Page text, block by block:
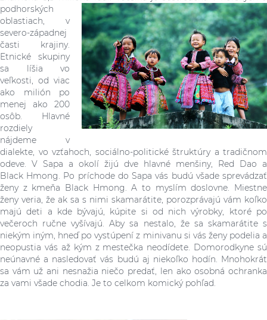
podhorských
oblastiach, v
severo-západnej
časti krajiny.
Etnické skupiny
sa líšia vo
veľkosti, od viac
ako milión po
menej ako 200
osôb. Hlavné
rozdiely
nájdeme v
dialekte, vo vzťahoch, sociálno-politické štruktúry a tradičnom
odeve. V Sapa a okolí žijú dve hlavné menšiny, Red Dao a
Black Hmong. Po príchode do Sapa vás budú všade sprevádzať
ženy z kmeňa Black Hmong. A to myslím doslovne. Miestne
ženy veria, že ak sa s nimi skamarátite, porozprávajú vám koľko
majú deti a kde bývajú, kúpite si od nich výrobky, ktoré po
večeroch ručne vyšívajú. Aby sa nestalo, že sa skamarátite s
niekým iným, hneď po vystúpení z minivanu si vás ženy podelia a
neopustia vás až kým z mestečka neodídete. Domorodkyne sú
neúnavné a nasledovať vás budú aj niekoľko hodín. Mnohokrát
sa vám už ani nesnažia niečo predať, len ako osobná ochranka
za vami všade chodia. Je to celkom komický pohľad.